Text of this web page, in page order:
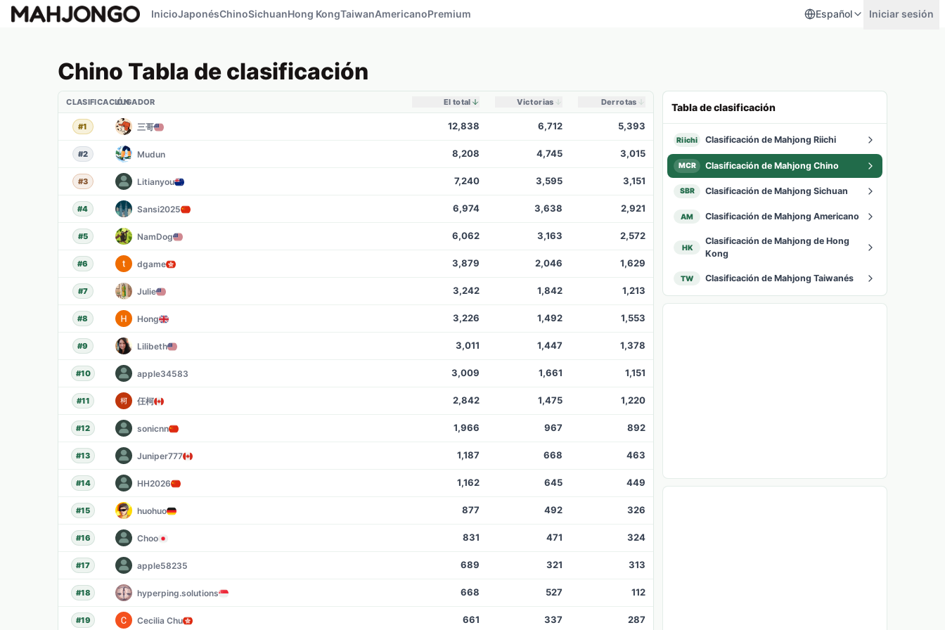
InicioJaponésChinoSichuanHong KongTaiwanAmericanoPremium Español Iniciar sesión
Chino Tabla de clasificación
CLASIFICACIÓNJUGADOR El total Victorias Derrotas
#1 三哥 12,838 6,712 5,393
#2 Mudun 8,208 4,745 3,015
#3 Litianyou 7,240 3,595 3,151
#4 Sansi2025 6,974 3,638 2,921
#5 NamDog 6,062 3,163 2,572
#6 dgame 3,879 2,046 1,629
#7 Julie 3,242 1,842 1,213
#8 Hong 3,226 1,492 1,553
#9 Lilibeth 3,011 1,447 1,378
#10 apple34583 3,009 1,661 1,151
#11 仼柯 2,842 1,475 1,220
#12 sonicnn 1,966 967 892
#13 Juniper777 1,187 668 463
#14 HH2026 1,162 645 449
#15 huohuo 877 492 326
#16 Choo 831 471 324
#17 apple58235 689 321 313
#18 hyperping.solutions 668 527 112
#19 Cecilia Chu 661 337 287
Tabla de clasificación
Riichi Clasificación de Mahjong Riichi
MCR Clasificación de Mahjong Chino
SBR Clasificación de Mahjong Sichuan
AM Clasificación de Mahjong Americano
HK
Clasificación de Mahjong de Hong
Kong
TW Clasificación de Mahjong Taiwanés